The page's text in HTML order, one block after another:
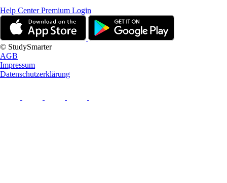
Help CenterPremium Login
© StudySmarter
AGB
Impressum
Datenschutzerklärung